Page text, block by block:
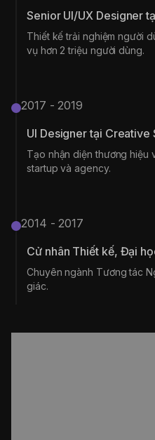
Senior UI/UX Designer
Thiết kế trải nghiệm người
vụ hơn 2 triệu người dùng.
2017 - 2019
UI Designer tại Creative
Tạo nhận diện thương hiệu
startup và agency.
2014 - 2017
Cử nhân Thiết kế, Đại
Chuyên ngành Tương tác
giác.